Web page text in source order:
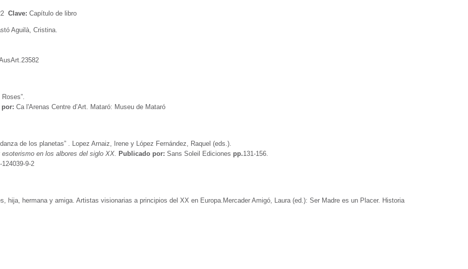
Clave: Capítulo de libro
Aguilà, Cristina.
por: Ca l'Arenas Centre d’Art. Mataró: Museu de Mataró
de los planetas” . Lopez Arnaiz, Irene y López Fernández, Raquel (eds.).
en los albores del siglo XX. Publicado por: Sans Soleil Ediciones pp.131-156.
124039-9-2
hija, hermana y amiga. Artistas visionarias a principios del XX en Europa.Mercader Amigó, Laura (ed.): Ser Madre es un Placer. Historia